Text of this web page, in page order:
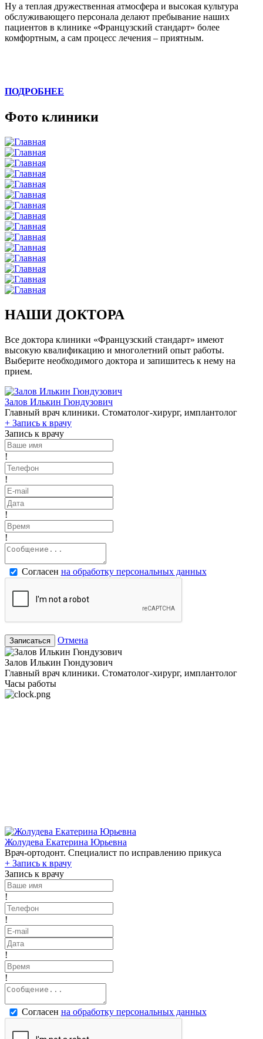
Ну а теплая дружественная атмосфера и высокая культура
обслуживающего персонала делают пребывание наших
пациентов в клинике «Французский стандарт» более
комфортным, а сам процесс лечения – приятным.
ПОДРОБНЕЕ
Фото клиники
НАШИ ДОКТОРА
Все доктора клиники «Французский стандарт» имеют
высокую квалификацию и многолетний опыт работы.
Выберите необходимого доктора и запишитесь к нему на
прием.
Залов Илькин Гюндузович
Главный врач клиники. Стоматолог-хирург, имплантолог
+ Запись к врачу
Запись к врачу
!
!
!
!
Согласен на обработку персональных данных
Записаться Отмена
Залов Илькин Гюндузович
Главный врач клиники. Стоматолог-хирург, имплантолог
Часы работы
Жолудева Екатерина Юрьевна
Врач-ортодонт. Специалист по исправлению прикуса
+ Запись к врачу
Запись к врачу
!
!
!
!
Согласен на обработку персональных данных